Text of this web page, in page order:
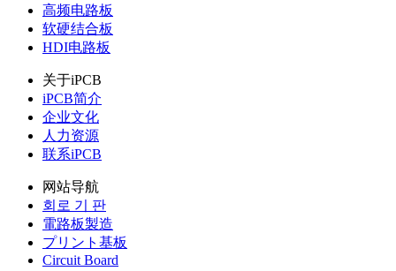
高频电路板
软硬结合板
HDI电路板
关于iPCB
iPCB简介
企业文化
人力资源
联系iPCB
网站导航
회로 기 판
電路板製造
プリント基板
Circuit Board